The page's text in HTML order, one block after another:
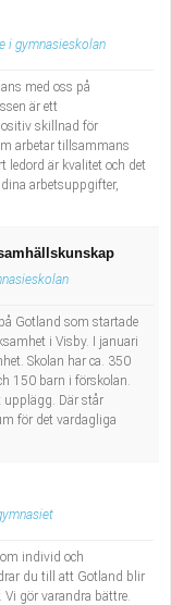
i gymnasieskolan
med oss på
är ett
skillnad för
arbetar tillsammans
ledord är kvalitet och det
arbetsuppgifter,
Gotland som startade
i Visby. I januari
Skolan har ca. 350
150 barn i förskolan.
upplägg. Där står
för det vardagliga
individ och
du till att Gotland blir
gör varandra bättre.